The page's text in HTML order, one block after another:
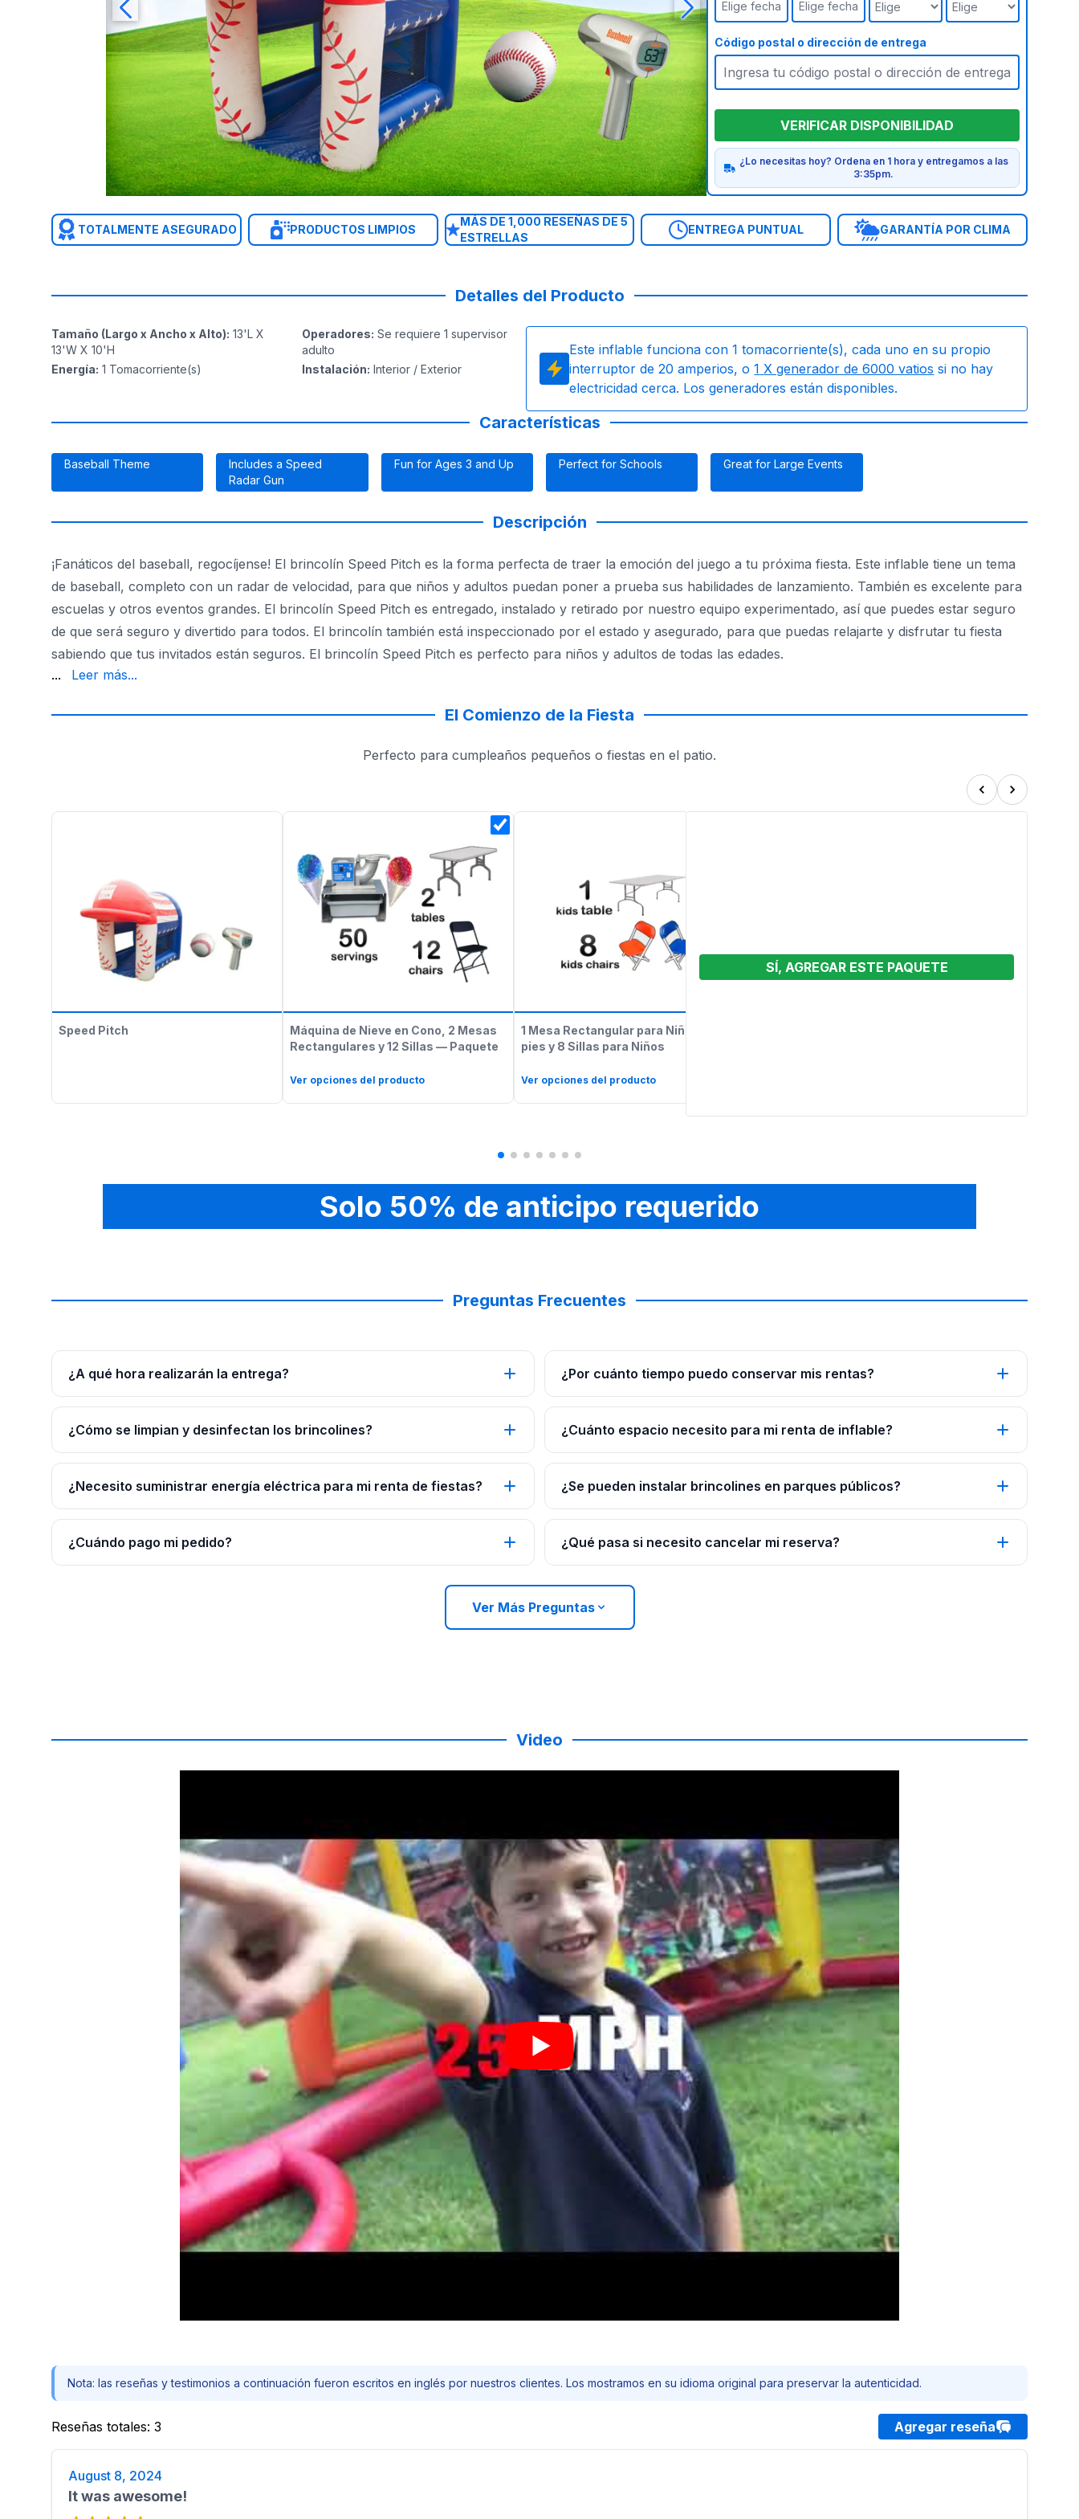
Elige fecha
Elige fecha
Código postal o dirección de entrega
VERIFICAR DISPONIBILIDAD
¿Lo necesitas hoy? Ordena en 1 hora y entregamos a las
3:35pm.
TOTALMENTE ASEGURADO PRODUCTOS LIMPIOS
MÁS DE 1,000 RESEÑAS DE 5
ESTRELLAS
ENTREGA PUNTUAL GARANTÍA POR CLIMA
Detalles del Producto
Tamaño (Largo x Ancho x Alto): 13'L X
13'W X 10'H
Energía: 1 Tomacorriente(s)
Operadores: Se requiere 1 supervisor
adulto
Instalación: Interior / Exterior
Este inflable funciona con 1 tomacorriente(s), cada uno en su propio
interruptor de 20 amperios, o 1 X generador de 6000 vatios si no hay
electricidad cerca. Los generadores están disponibles.
Características
Baseball Theme
Includes a Speed
Radar Gun
Fun for Ages 3 and Up Perfect for Schools Great for Large Events
Descripción
¡Fanáticos del baseball, regocíjense! El brincolín Speed Pitch es la forma perfecta de traer la emoción del juego a tu próxima fiesta. Este inflable tiene un tema
de baseball, completo con un radar de velocidad, para que niños y adultos puedan poner a prueba sus habilidades de lanzamiento. También es excelente para
escuelas y otros eventos grandes. El brincolín Speed Pitch es entregado, instalado y retirado por nuestro equipo experimentado, así que puedes estar seguro
de que será seguro y divertido para todos. El brincolín también está inspeccionado por el estado y asegurado, para que puedas relajarte y disfrutar tu fiesta
sabiendo que tus invitados están seguros. El brincolín Speed Pitch es perfecto para niños y adultos de todas las edades.
a los niños sobre baseball. Si buscas una forma divertida y emocionante de entretener a tus invitados, el brincolín Speed Pitch es la opción perfecta. ¡Reserva tu renta
... Leer más...
El Comienzo de la Fiesta
Perfecto para cumpleaños pequeños o fiestas en el patio.
Speed Pitch
Máquina de Nieve en Cono, 2 Mesas
Rectangulares y 12 Sillas — Paquete
Ver opciones del producto
1 Mesa Rectangular para Niños de 4
pies y 8 Sillas para Niños
Ver opciones del producto
SÍ, AGREGAR ESTE PAQUETE
Solo 50% de anticipo requerido
Preguntas Frecuentes
¿A qué hora realizarán la entrega? ¿Por cuánto tiempo puedo conservar mis rentas?
¿Cómo se limpian y desinfectan los brincolines? ¿Cuánto espacio necesito para mi renta de inflable?
¿Necesito suministrar energía eléctrica para mi renta de fiestas? ¿Se pueden instalar brincolines en parques públicos?
¿Cuándo pago mi pedido? ¿Qué pasa si necesito cancelar mi reserva?
Ver Más Preguntas
Video
Nota: las reseñas y testimonios a continuación fueron escritos en inglés por nuestros clientes. Los mostramos en su idioma original para preservar la autenticidad.
Reseñas totales: 3 Agregar reseña
August 8, 2024
It was awesome!